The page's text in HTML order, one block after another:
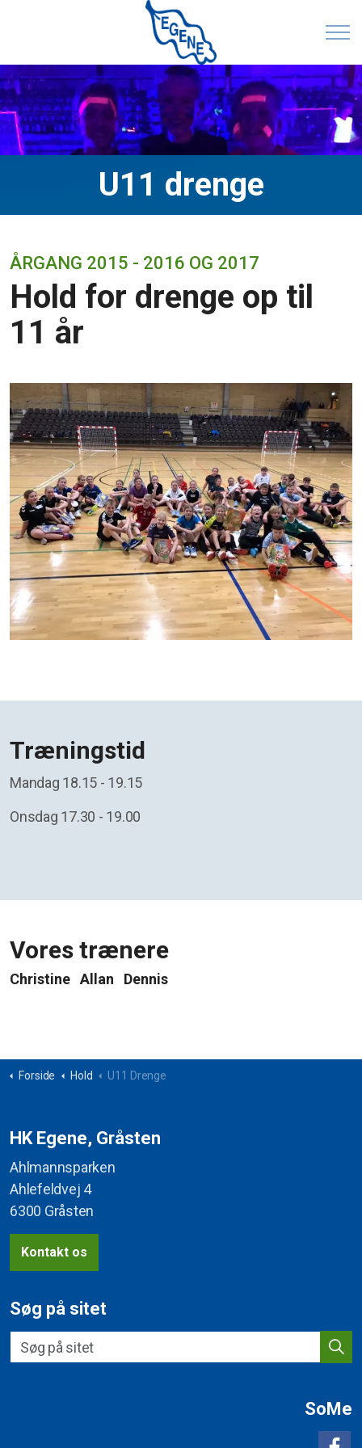
U11 drenge
ÅRGANG 2015 - 2016 OG 2017
Hold for drenge op til
11 år
Træningstid
Mandag 18.15 - 19.15
Onsdag 17.30 - 19.00
Vores trænere
Christine Allan Dennis
Forside Hold U11 Drenge
HK Egene, Gråsten
Ahlmannsparken
Ahlefeldvej 4
6300 Gråsten
Kontakt os
Søg på sitet
SoMe